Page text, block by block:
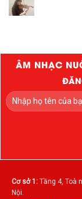
ÂM NHẠC
Cơ sở 1: Tầng 4, Toà
Nội.